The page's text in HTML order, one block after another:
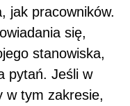
jak pracowników.
się,
stanowiska,
pytań. Jeśli w
w tym zakresie,